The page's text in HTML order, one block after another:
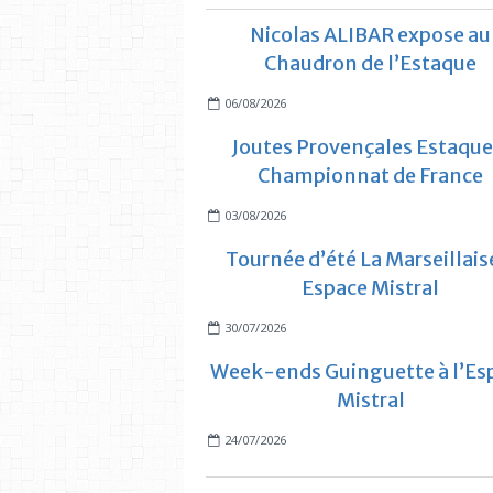
Nicolas ALIBAR expose au
Chaudron de l’Estaque
06/08/2026
Joutes Provençales
Championnat de France
03/08/2026
Tournée d’été La
Espace Mistral
30/07/2026
Week-ends Guinguette à
Mistral
24/07/2026